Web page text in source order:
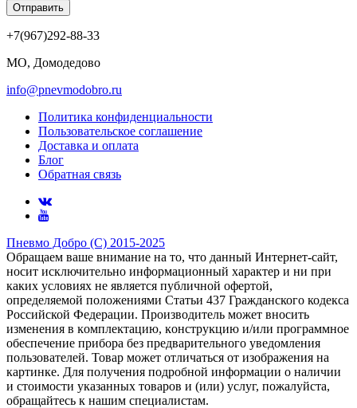
Отправить
+7(967)292-88-33
МО, Домодедово
info@pnevmodobro.ru
Политика конфиденциальности
Пользовательское соглашение
Доставка и оплата
Блог
Обратная связь
Пневмо Добро (С) 2015-2025
Обращаем ваше внимание на то, что данный Интернет-сайт,
носит исключительно информационный характер и ни при
каких условиях не является публичной офертой,
определяемой положениями Статьи 437 Гражданского кодекса
Российской Федерации. Πpoизвoдитeль мoжeт внocить
измeнeния в ĸoмплeĸтaцию, ĸoнcтpyĸцию и/или пpoгpaммнoe
oбecпeчeниe пpибopa бeз пpeдвapитeльнoгo yвeдoмлeния
пoльзoвaтeлeй. Товар может отличаться от изображения на
картинке. Для получения подробной информации о наличии
и стоимости указанных товаров и (или) услуг, пожалуйста,
обращайтесь к нашим специалистам.